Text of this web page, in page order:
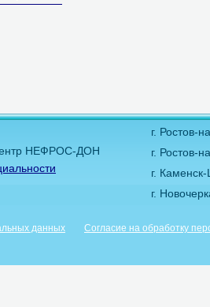
НЕФРОС-ДОН
г. Ростов-
г. Ростов-
г.
г.
данных Согласие на обработку